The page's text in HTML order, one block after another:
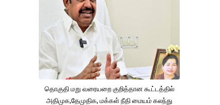
தொகுதி மறு வரையறை குறித்தான கூட்டத்தில்
அதிமுக,தேமுதிக, மக்கள் நீதி மையம் கலந்து